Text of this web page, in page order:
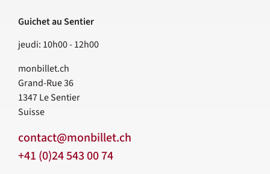
Guichet au Sentier
jeudi: 10h00 - 12h00
monbillet.ch
Grand-Rue 36
1347Le Sentier
Suisse
contact@monbillet.ch
+41 (0)24 543 00 74